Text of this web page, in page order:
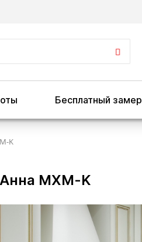
Бесплатный замер
K
MXM-K